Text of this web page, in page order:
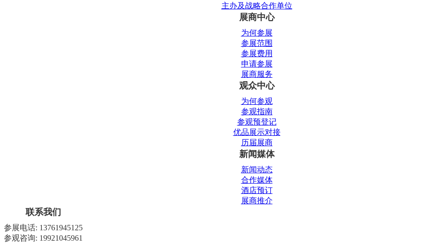
主办及战略合作单位
展商中心
为何参展
参展范围
参展费用
申请参展
展商服务
观众中心
为何参观
参观指南
参观预登记
优品展示对接
历届展商
新闻媒体
新闻动态
合作媒体
酒店预订
展商推介
联系我们
参展电话: 13761945125
参观咨询: 19921045961